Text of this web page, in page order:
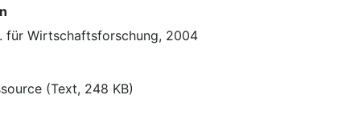
für Wirtschaftsforschung, 2004
(Text, 248 KB)